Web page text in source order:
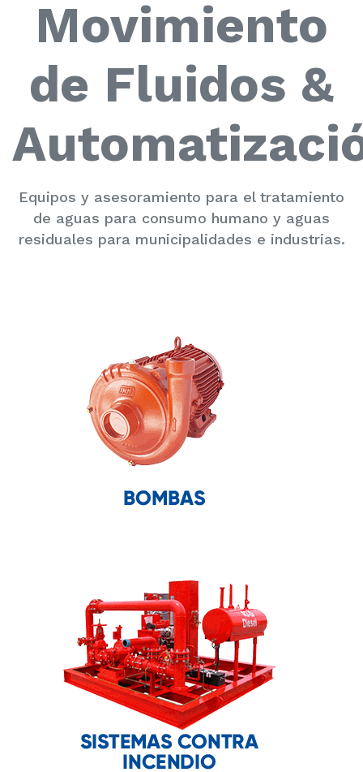
Movimiento
de Fluidos &
Equipos y asesoramiento para el tratamiento
de aguas para consumo humano y aguas
residuales para municipalidades e industrias.